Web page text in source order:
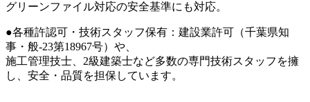
グリーンファイル対応の安全基準にも対応。
●各種許認可・技術スタッフ保有：建設業許可（千葉県知
事・般-23第18967号）や、
施工管理技士、2級建築士など多数の専門技術スタッフを擁
し、安全・品質を担保しています。